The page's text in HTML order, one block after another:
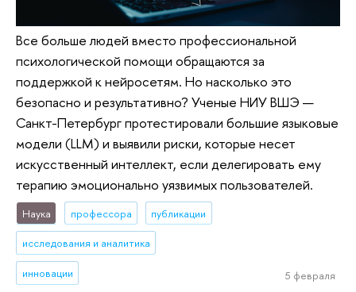
Все больше людей вместо профессиональной
психологической помощи обращаются за
поддержкой к нейросетям. Но насколько это
безопасно и результативно? Ученые НИУ ВШЭ —
Санкт-Петербург протестировали большие языковые
модели (LLM) и выявили риски, которые несет
искусственный интеллект, если делегировать ему
терапию эмоционально уязвимых пользователей.
Наука профессора публикации
исследования и аналитика
инновации 5 февраля